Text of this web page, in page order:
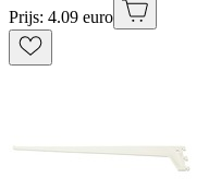
Prijs: 4.09 euro